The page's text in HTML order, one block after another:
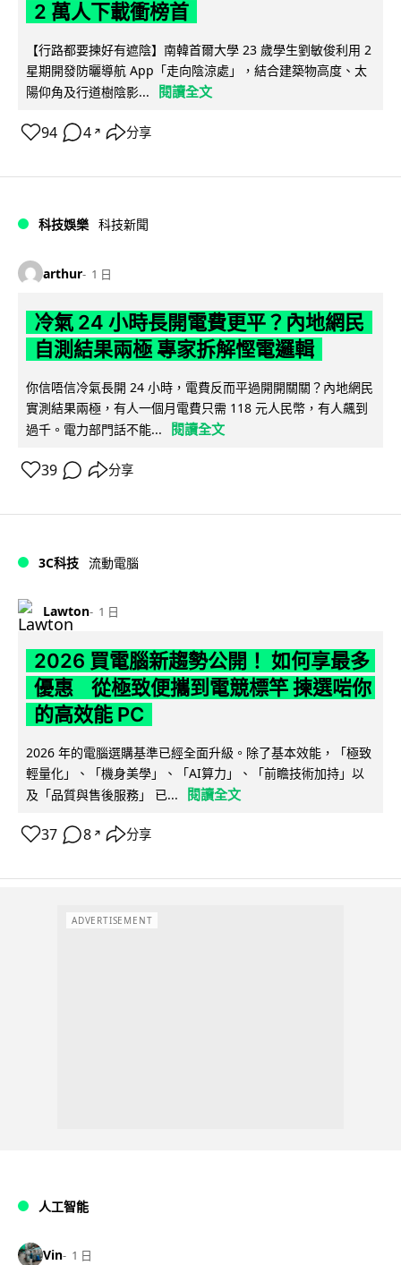
2 萬人下載衝榜首
【行路都要揀好有遮陰】南韓首爾大學 23 歲學生劉敏俊利用 2
星期開發防曬導航 App「走向陰涼處」，結合建築物高度、太
陽仰角及行道樹陰影...
閱讀全文
94 4 ↗ 分享
科技娛樂 科技新聞
arthur 1 日
冷氣 24 小時長開電費更平？內地網民
自測結果兩極 專家拆解慳電邏輯
你信唔信冷氣長開 24 小時，電費反而平過開開關關？內地網民
實測結果兩極，有人一個月電費只需 118 元人民幣，有人飆到
過千。電力部門話不能...
閱讀全文
39 分享
3C科技 流動電腦
Lawton 1 日
2026 買電腦新趨勢公開！ 如何享最多
優惠 從極致便攜到電競標竿 揀選啱你
的高效能 PC
2026 年的電腦選購基準已經全面升級。除了基本效能，「極致
輕量化」、「機身美學」、「AI算力」、「前瞻技術加持」以
及「品質與售後服務」 已...
閱讀全文
37 8 ↗ 分享
ADVERTISEMENT
人工智能
Vin 1 日